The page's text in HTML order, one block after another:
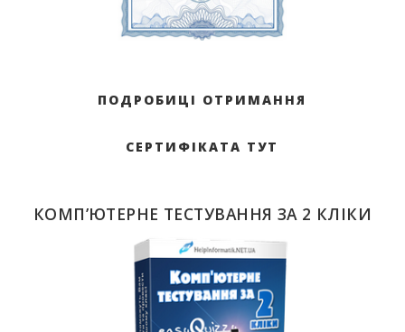
ПОДРОБИЦІ ОТРИМАННЯ
СЕРТИФІКАТА ТУТ
КОМП’ЮТЕРНЕ ТЕСТУВАННЯ ЗА 2 КЛІКИ